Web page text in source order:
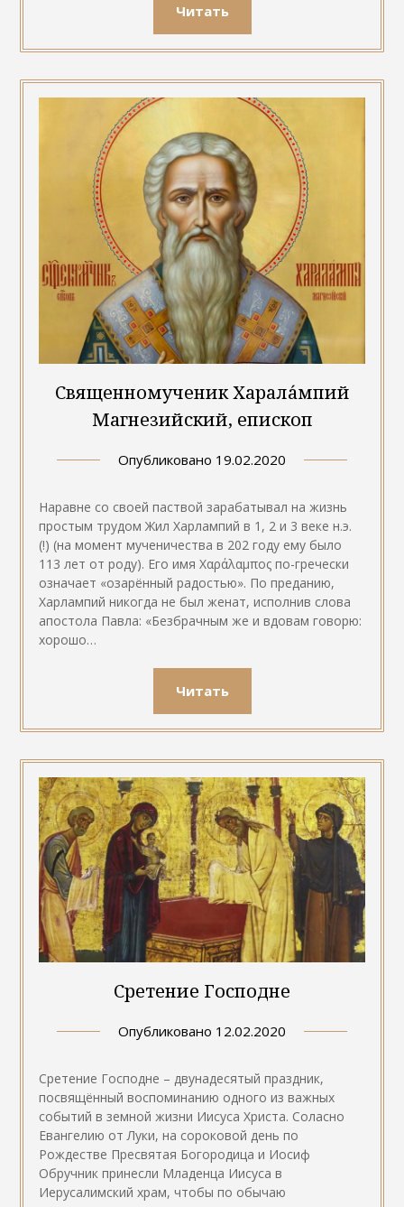
Читать
Священномученик Харала́мпий
Магнезийский, епископ
Опубликовано 19.02.2020
Наравне со своей паствой зарабатывал на жизнь
простым трудом Жил Харлампий в 1, 2 и 3 веке н.э.
(!) (на момент мученичества в 202 году ему было
113 лет от роду). Его имя Χαράλαμπος по-гречески
означает «озарённый радостью». По преданию,
Харлампий никогда не был женат, исполнив слова
апостола Павла: «Безбрачным же и вдовам говорю:
хорошо…
Читать
Сретение Господне
Опубликовано 12.02.2020
Сретение Господне – двунадесятый праздник,
посвящённый воспоминанию одного из важных
событий в земной жизни Иисуса Христа. Соласно
Евангелию от Луки, на сороковой день по
Рождестве Пресвятая Богородица и Иосиф
Обручник принесли Младенца Иисуса в
Иерусалимский храм, чтобы по обычаю